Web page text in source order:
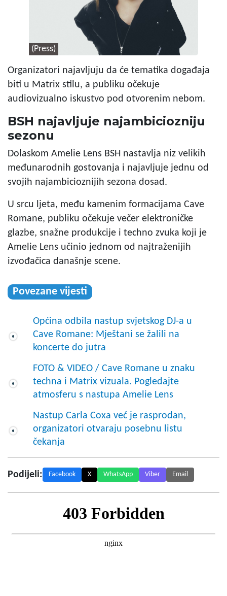
(Press)
Organizatori najavljuju da će tematika događaja
biti u Matrix stilu, a publiku očekuje
audiovizualno iskustvo pod otvorenim nebom.
BSH najavljuje najambiciozniju
sezonu
Dolaskom Amelie Lens BSH nastavlja niz velikih
međunarodnih gostovanja i najavljuje jednu od
svojih najambicioznijih sezona dosad.
U srcu ljeta, među kamenim formacijama Cave
Romane, publiku očekuje večer elektroničke
glazbe, snažne produkcije i techno zvuka koji je
Amelie Lens učinio jednom od najtraženijih
izvođačica današnje scene.
Povezane vijesti
Općina odbila nastup svjetskog DJ-a u
Cave Romane: Mještani se žalili na
koncerte do jutra
FOTO & VIDEO / Cave Romane u znaku
techna i Matrix vizuala. Pogledajte
atmosferu s nastupa Amelie Lens
Nastup Carla Coxa već je rasprodan,
organizatori otvaraju posebnu listu
čekanja
Podijeli: Facebook X WhatsApp Viber Email